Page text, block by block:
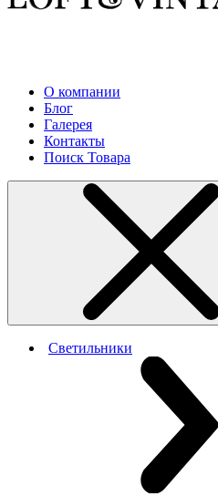
О компании
Блог
Галерея
Контакты
Поиск Товара
Светильники